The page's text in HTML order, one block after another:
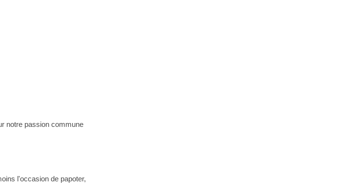
notre passion commune
l'occasion de papoter,